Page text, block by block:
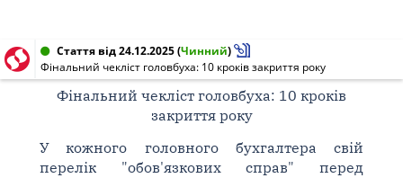
Стаття від 24.12.2025(Чинний)
Фінальний чекліст головбуха: 10 кроків закриття року
Фінальний чекліст головбуха: 10 кроків
закриття року
У кожного головного бухгалтера свій
перелік "обов'язкових справ" перед